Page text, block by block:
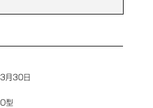
3月30日
O型